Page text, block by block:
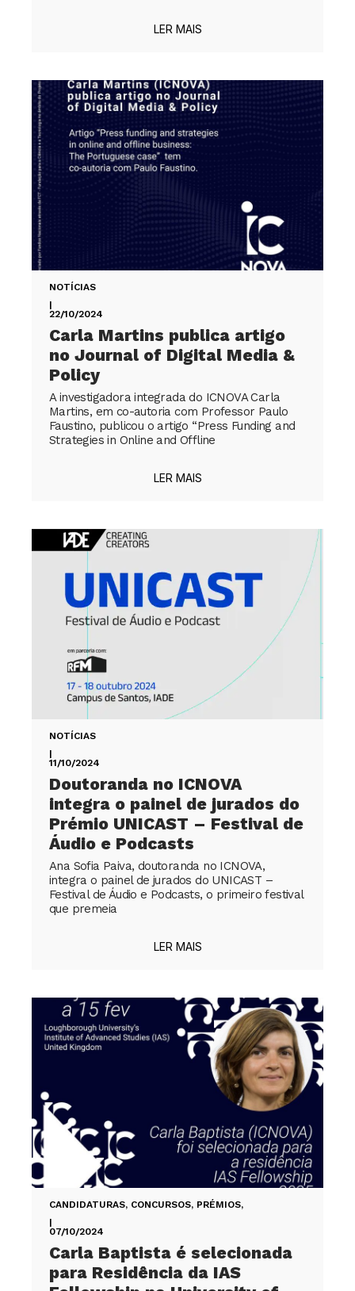
LER MAIS
NOTÍCIAS
|
22/10/2024
Carla Martins publica artigo
no Journal of Digital Media &
Policy
A investigadora integrada do ICNOVA Carla
Martins, em co-autoria com Professor Paulo
Faustino, publicou o artigo “Press Funding and
Strategies in Online and Offline
LER MAIS
NOTÍCIAS
|
11/10/2024
Doutoranda no ICNOVA
integra o painel de jurados do
Prémio UNICAST – Festival de
Áudio e Podcasts
Ana Sofia Paiva, doutoranda no ICNOVA,
integra o painel de jurados do UNICAST –
Festival de Áudio e Podcasts, o primeiro festival
que premeia
LER MAIS
CANDIDATURAS, CONCURSOS, PRÉMIOS,
|
07/10/2024
Carla Baptista é selecionada
para Residência da IAS